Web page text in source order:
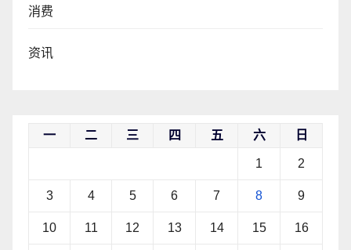
消费
资讯
一 二 三 四 五 六 日
1 2
3 4 5 6 7 8 9
10 11 12 13 14 15 16